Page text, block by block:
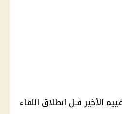
الأخير قبل انطلاق اللقاء